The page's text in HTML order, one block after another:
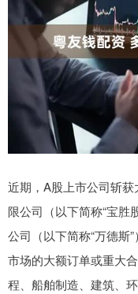
近期，A股上市公司斩
限公司（以下简称“宝胜
公司（以下简称“万德斯
市场的大额订单或重大
程、船舶制造、建筑、